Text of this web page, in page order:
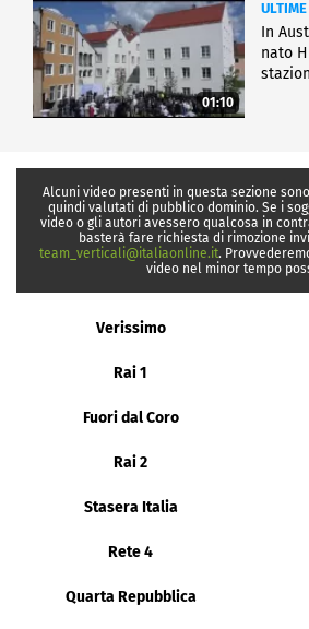
01:10
In
nato
Alcuni video presenti in questa sezione
quindi valutati di pubblico dominio. Se i
video o gli autori avessero qualcosa in
basterà fare richiesta di rimozione
team_verticali@italiaonline.it.
video nel minor tempo
Verissimo
Rai 1
Fuori dal Coro
Rai 2
Stasera Italia
Rete 4
Quarta Repubblica